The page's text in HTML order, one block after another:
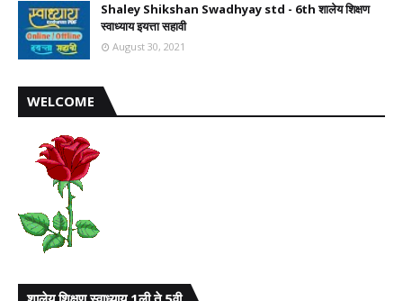
Shaley Shikshan Swadhyay std - 6th शालेय शिक्षण
स्वाध्याय इयत्ता सहावी
August 30, 2021
WELCOME